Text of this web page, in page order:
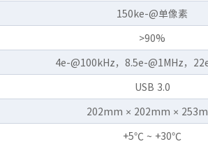
150ke-@单像素
>90%
4e-@100kHz，8.5e-@1MHz，
USB 3.0
202mm × 202mm ×
+5℃ ~ +30℃